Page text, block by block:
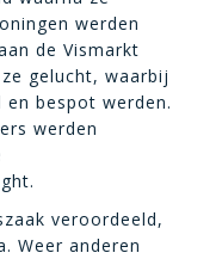
werden
de Vismarkt
gelucht, waarbij
bespot werden.
werden
veroordeeld,
Weer anderen